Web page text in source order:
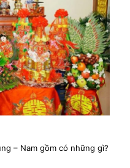
– Nam gồm có những gì?